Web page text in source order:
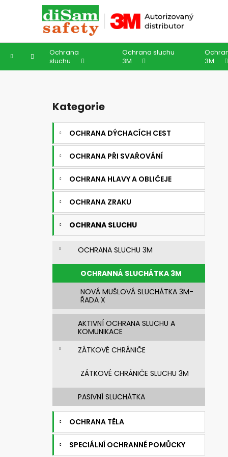
Domů
Ochrana
sluchu
Ochrana sluchu
3M
3M
Přeskočit
kategorie
Kategorie
OCHRANA DÝCHACÍCH CEST
OCHRANA PŘI SVAŘOVÁNÍ
OCHRANA HLAVY A OBLIČEJE
OCHRANA ZRAKU
OCHRANA SLUCHU
OCHRANA SLUCHU 3M
OCHRANNÁ SLUCHÁTKA 3M
NOVÁ MUŠLOVÁ SLUCHÁTKA 3M-
ŘADA X
AKTIVNÍ OCHRANA SLUCHU A
KOMUNIKACE
ZÁTKOVÉ CHRÁNIČE
ZÁTKOVÉ CHRÁNIČE SLUCHU 3M
PASIVNÍ SLUCHÁTKA
OCHRANA TĚLA
SPECIÁLNÍ OCHRANNÉ POMŮCKY
í
Zpět
do
obchodu
Zpět
do
obchodu
631830 SVÁŘEČSKÁ KUKLA 3M
SPEEDGLAS G5-03 PRO S FILTREM G5-
01/03VC
14 269,76 Kč
Původně:20 385,37 Kč